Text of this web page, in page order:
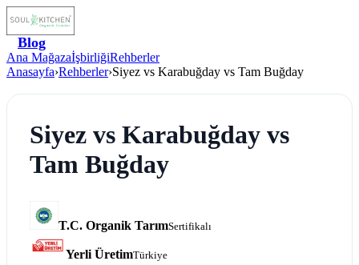
Blog
Ana MağazaİşbirliğiRehberler
Anasayfa›Rehberler›Siyez vs Karabuğday vs Tam Buğday
Siyez vs Karabuğday vs
Tam Buğday
T.C. Organik TarımSertifikalı
Yerli ÜretimTürkiye